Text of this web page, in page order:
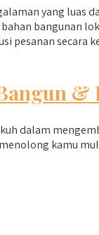
yang luas
bangunan
pesanan secara
&
dalam
kamu